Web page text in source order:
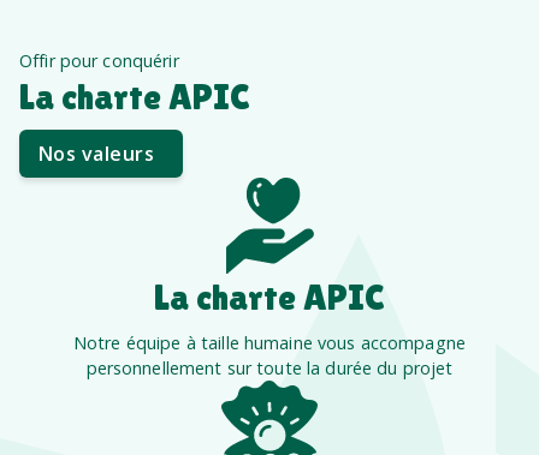
Offir pour conquérir
La charte APIC
Nos valeurs
La charte APIC
Notre équipe à taille humaine vous accompagne
personnellement sur toute la durée du projet